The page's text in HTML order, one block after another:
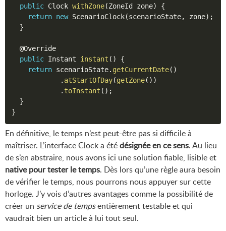
public Clock withZone(ZoneId zone)
{
return new ScenarioClock(scenarioState, zone) ;
}
@Override
public Instant instant ( )
{
return scenarioState. getCurrentDate( )
. atStartOfDay(getZone( ) )
. toInstant ( ) ;
}
}
En définitive, le temps n’est peut-être pas si difficile à
maîtriser. L’interface Clock a étédésignée en ce sens. Au lieu
de s’en abstraire, nous avons ici une solution fiable, lisible et
native pour tester le temps. Dès lors qu’une règle aura besoin
de vérifier le temps, nous pourrons nous appuyer sur cette
horloge. J’y vois d’autres avantages comme la possibilité de
créer un service de tempsentièrement testable et qui
vaudrait bien un article à lui tout seul.